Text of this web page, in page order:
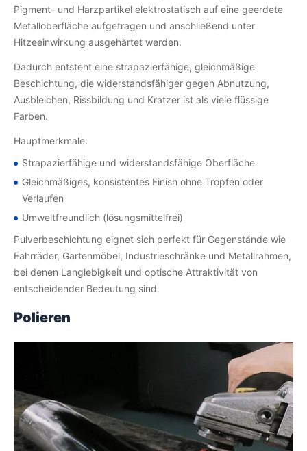
Pigment- und Harzpartikel elektrostatisch auf eine geerdete
Metalloberfläche aufgetragen und anschließend unter
Hitzeeinwirkung ausgehärtet werden.
Dadurch entsteht eine strapazierfähige, gleichmäßige
Beschichtung, die widerstandsfähiger gegen Abnutzung,
Ausbleichen, Rissbildung und Kratzer ist als viele flüssige
Farben.
Hauptmerkmale:
Strapazierfähige und widerstandsfähige Oberfläche
Gleichmäßiges, konsistentes Finish ohne Tropfen oder
Verlaufen
Umweltfreundlich (lösungsmittelfrei)
Pulverbeschichtung eignet sich perfekt für Gegenstände wie
Fahrräder, Gartenmöbel, Industrieschränke und Metallrahmen,
bei denen Langlebigkeit und optische Attraktivität von
entscheidender Bedeutung sind.
Polieren